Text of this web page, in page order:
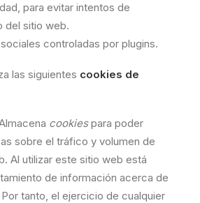
para evitar intentos de
del sitio web.
controladas por plugins.
las siguientes cookies de
cookiespara poder
sobre el tráfico y volumen de
Al utilizar este sitio web está
de información acerca de
tanto, el ejercicio de cualquier